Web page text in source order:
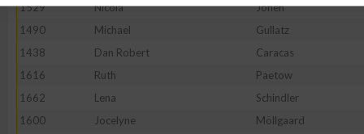
1529
Nicola Jonen
1490
Michael Gullatz
1438
Dan Robert Caracas
1616
Ruth Paetow
1662
Lena Schindler
1600
Jocelyne Möllgaard
Verwendung reduzierter Daten zur Auswahl von Werbeanzeigen
Verwendung von Profilen zur Auswahl personalisierter Werbung